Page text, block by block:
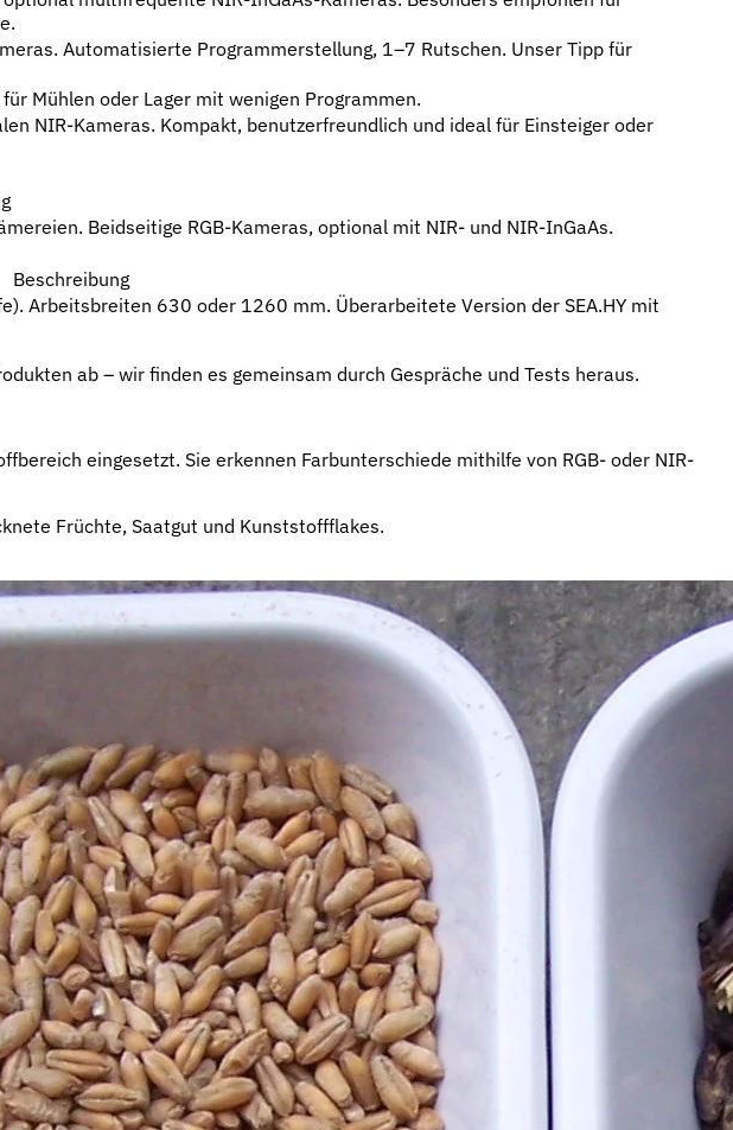
Automatisierte Programmerstellung, 1–7 Rutschen. Unser Tipp für
Mühlen oder Lager mit wenigen Programmen.
NIR-Kameras. Kompakt, benutzerfreundlich und ideal für Einsteiger oder
Beidseitige RGB-Kameras, optional mit NIR- und NIR-InGaAs.
Beschreibung
Arbeitsbreiten 630 oder 1260 mm. Überarbeitete Version der SEA.HY mit
ab – wir finden es gemeinsam durch Gespräche und Tests heraus.
eingesetzt. Sie erkennen Farbunterschiede mithilfe von RGB- oder NIR-
Früchte, Saatgut und Kunststoffflakes.